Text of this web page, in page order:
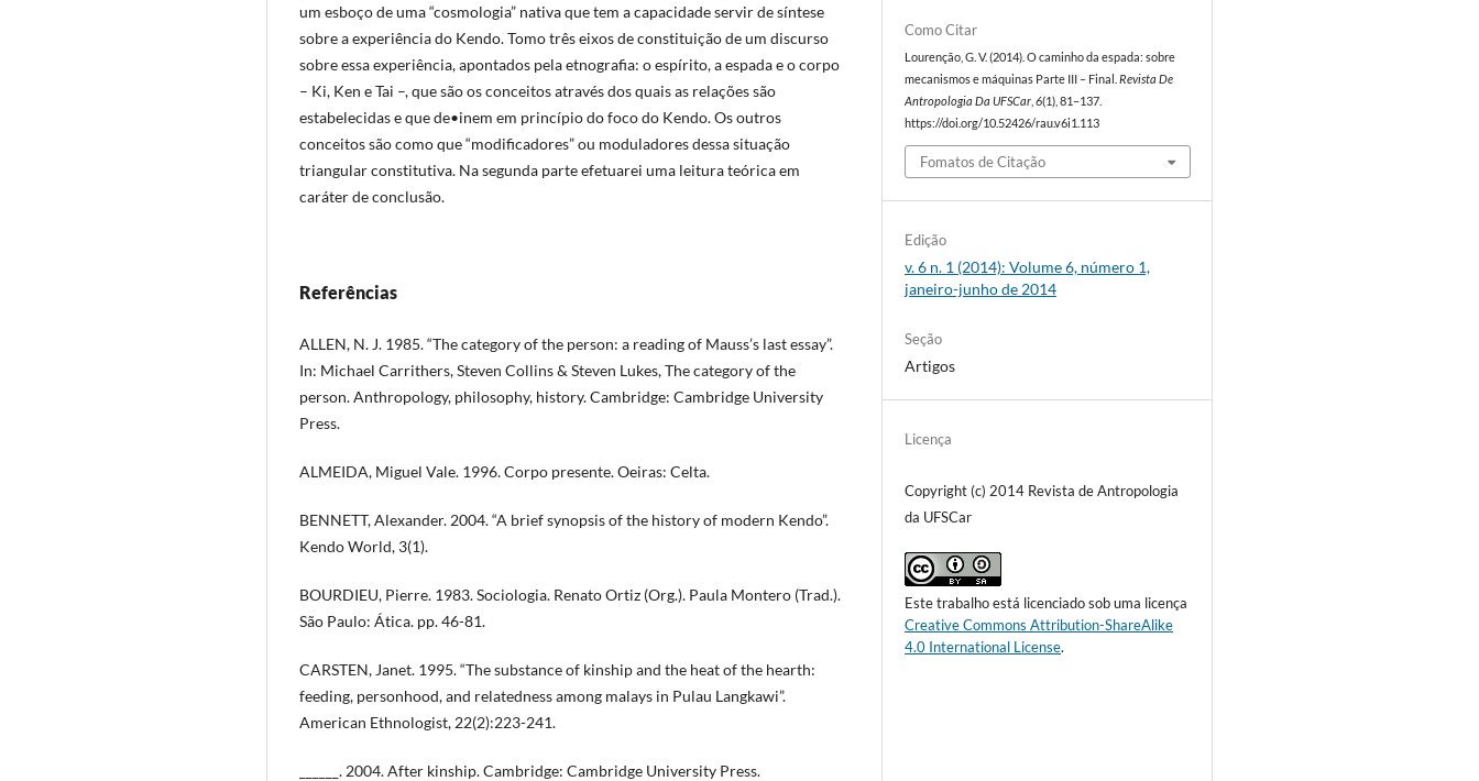
um esboço de uma “cosmologia” nativa que tem a capacidade servir de síntese
sobre a experiência do Kendo. Tomo três eixos de constituição de um discurso
sobre essa experiência, apontados pela etnografia: o espírito, a espada e o corpo
– Ki, Ken e Tai –, que são os conceitos através dos quais as relações são
estabelecidas e que de•inem em princípio do foco do Kendo. Os outros
conceitos são como que “modificadores” ou moduladores dessa situação
triangular constitutiva. Na segunda parte efetuarei uma leitura teórica em
caráter de conclusão.
Referências
ALLEN, N. J. 1985. “The category of the person: a reading of Mauss’s last essay”.
In: Michael Carrithers, Steven Collins & Steven Lukes, The category of the
person. Anthropology, philosophy, history. Cambridge: Cambridge University
Press.
ALMEIDA, Miguel Vale. 1996. Corpo presente. Oeiras: Celta.
BENNETT, Alexander. 2004. “A brief synopsis of the history of modern Kendo”.
Kendo World, 3(1).
BOURDIEU, Pierre. 1983. Sociologia. Renato Ortiz (Org.). Paula Montero (Trad.).
São Paulo: Ática. pp. 46-81.
CARSTEN, Janet. 1995. “The substance of kinship and the heat of the hearth:
feeding, personhood, and relatedness among malays in Pulau Langkawi”.
American Ethnologist, 22(2):223-241.
______. 2004. After kinship. Cambridge: Cambridge University Press.
Como Citar
Lourenção, G. V. (2014). O caminho da espada: sobre
mecanismos e máquinas Parte III – Final.Revista De
Antropologia Da UFSCar ,6(1), 81–137.
https://doi.org/10.52426/rau.v6i1.113
Fomatos de Citação
Edição
v. 6 n. 1 (2014): Volume 6, número 1,
janeiro-junho de 2014
Seção
Artigos
Licença
Copyright (c) 2014 Revista de Antropologia
da UFSCar
Este trabalho está licenciado sob uma licença
Creative Commons Attribution-ShareAlike
4.0 International License.